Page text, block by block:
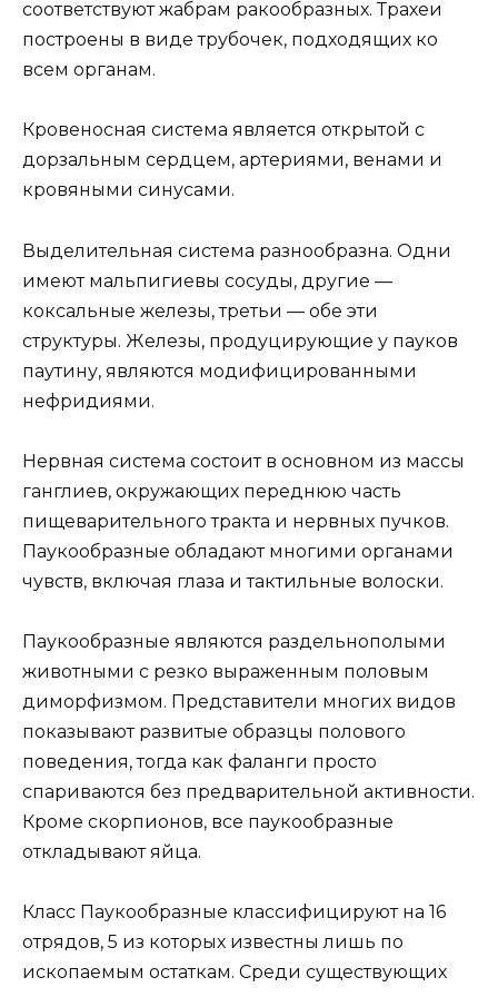
соответствуют жабрам ракообразных. Трахеи
построены в виде трубочек, подходящих ко
всем органам.
Кровеносная система является открытой с
дорзальным сердцем, артериями, венами и
кровяными синусами.
Выделительная система разнообразна. Одни
имеют мальпигиевы сосуды, другие —
коксальные железы, третьи — обе эти
структуры. Железы, продуцирующие у пауков
паутину, являются модифицированными
нефридиями.
Нервная система состоит в основном из массы
ганглиев, окружающих переднюю часть
пищеварительного тракта и нервных пучков.
Паукообразные обладают многими органами
чувств, включая глаза и тактильные волоски.
Паукообразные являются раздельнополыми
животными с резко выраженным половым
диморфизмом. Представители многих видов
показывают развитые образцы полового
поведения, тогда как фаланги просто
спариваются без предварительной активности.
Кроме скорпионов, все паукообразные
откладывают яйца.
Класс Паукообразные классифицируют на 16
отрядов, 5 из которых известны лишь по
ископаемым остаткам. Среди существующих